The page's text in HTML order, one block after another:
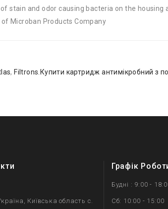
stain and odor causing bacteria on the housing
Microban Products Company
, Filtrons.Купити картридж антимікробний з
Київська область с.
Графік
Будні : 9:00 -
Сб: 10:00 - 15:00